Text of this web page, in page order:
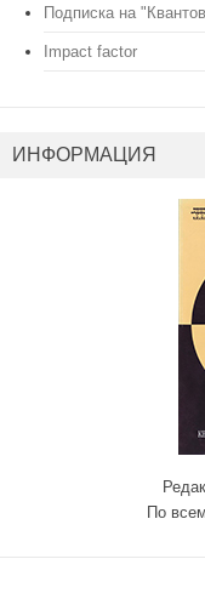
Подписка на
Impact factor
ИНФОРМАЦИЯ
По